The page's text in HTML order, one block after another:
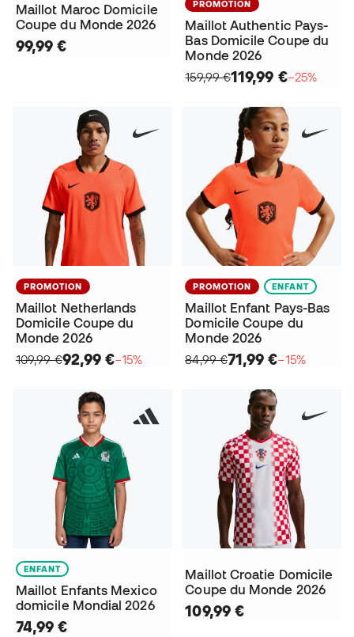
Maillot Maroc Domicile
Coupe du Monde 2026
99,99 €
PROMOTION
Maillot Authentic Pays-
Bas Domicile Coupe du
Monde 2026
159,99 €119,99 €−25%
PROMOTION
Maillot Netherlands
Domicile Coupe du
Monde 2026
109,99 €92,99 €−15%
PROMOTION ENFANT
Maillot Enfant Pays-Bas
Domicile Coupe du
Monde 2026
84,99 €71,99 €−15%
ENFANT
Maillot Enfants Mexico
domicile Mondial 2026
74,99 €
Maillot Croatie Domicile
Coupe du Monde 2026
109,99 €